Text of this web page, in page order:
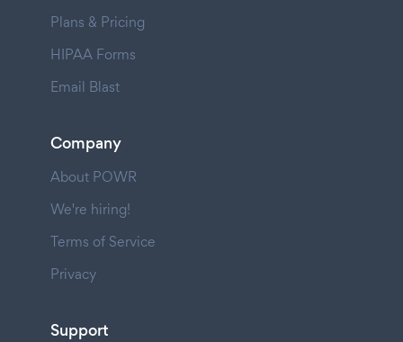
Plans & Pricing
HIPAA Forms
Email Blast
Company
About POWR
We're hiring!
Terms of Service
Privacy
Support